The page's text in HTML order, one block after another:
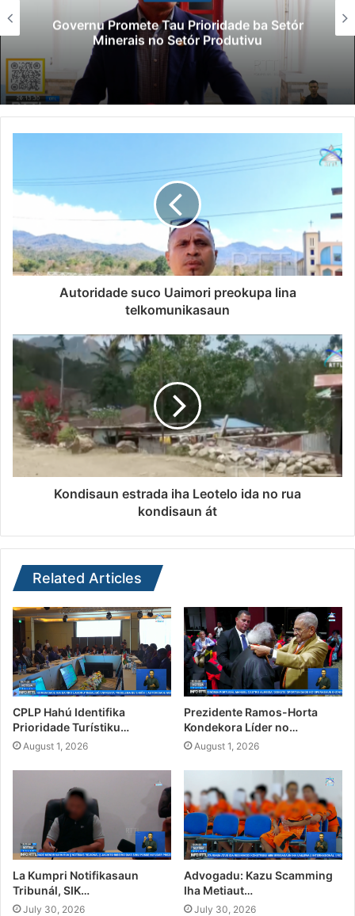
Governu Promete Tau Prioridade ba Setór
Minerais no Setór Produtivu
Autoridade suco Uaimori preokupa lina
telkomunikasaun
Kondisaun estrada iha Leotelo ida no rua
kondisaun át
Related Articles
CPLP Hahú Identifika
Prioridade Turístiku…
August 1, 2026
Prezidente Ramos-Horta
Kondekora Líder no…
August 1, 2026
La Kumpri Notifikasaun
Tribunál, SIK…
July 30, 2026
Advogadu: Kazu Scamming
Iha Metiaut…
July 30, 2026